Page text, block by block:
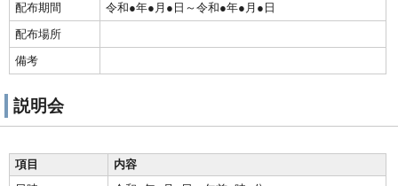
配布期間
令和●年●月●日～令和●年●月●日
配布場所
備考
説明会
項目
内容